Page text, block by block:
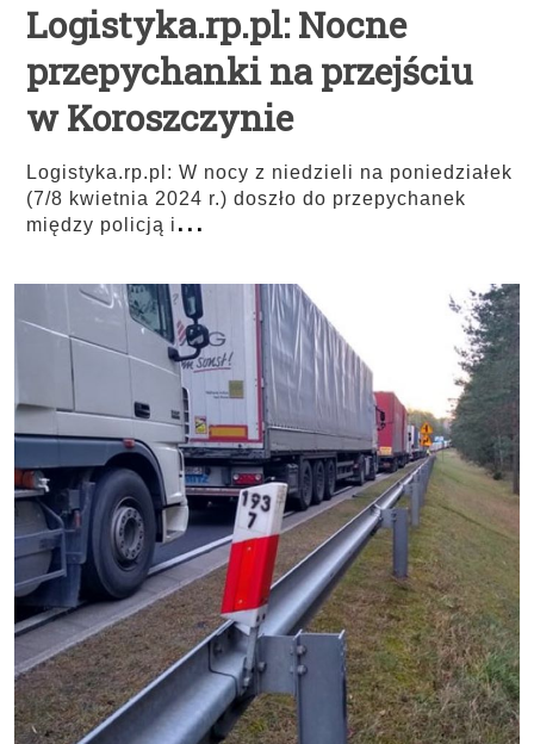
Logistyka.rp.pl: Nocne
przepychanki na przejściu
w Koroszczynie
Logistyka.rp.pl: W nocy z niedzieli na poniedziałek
(7/8 kwietnia 2024 r.) doszło do przepychanek
między policją i ...